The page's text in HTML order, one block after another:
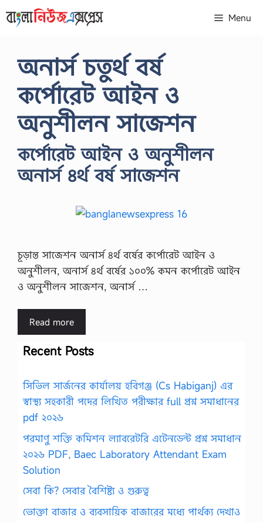
to
Menu
অনার্স চতুর্থ বর্ষ
কর্পোরেট আইন ও
অনুশীলন সাজেশন
কর্পোরেট আইন ও অনুশীলন
অনার্স ৪র্থ বর্ষ সাজেশন
চূড়ান্ত সাজেশন অনার্স ৪র্থ বর্ষের কর্পোরেট আইন ও
অনুশীলন, অনার্স ৪র্থ বর্ষের ১০০% কমন কর্পোরেট আইন
ও অনুশীলন সাজেশন, অনার্স …
Read more
Recent Posts
সিভিল সার্জনের কার্যালয় হবিগঞ্জ (Cs Habiganj) এর
স্বাস্থ্য সহকারী পদের লিখিত পরীক্ষার full প্রশ্ন সমাধানের
pdf ২০২৬
পরমাণু শক্তি কমিশন ল্যাবরেটরি এটেনডেন্ট প্রশ্ন সমাধান
২০২৬ PDF, Baec Laboratory Attendant Exam
Solution
সেবা কি? সেবার বৈশিষ্ট্য ও গুরুত্ব
ভোক্তা বাজার ও ব্যবসায়িক বাজারের মধ্যে পার্থক্য দেখাও